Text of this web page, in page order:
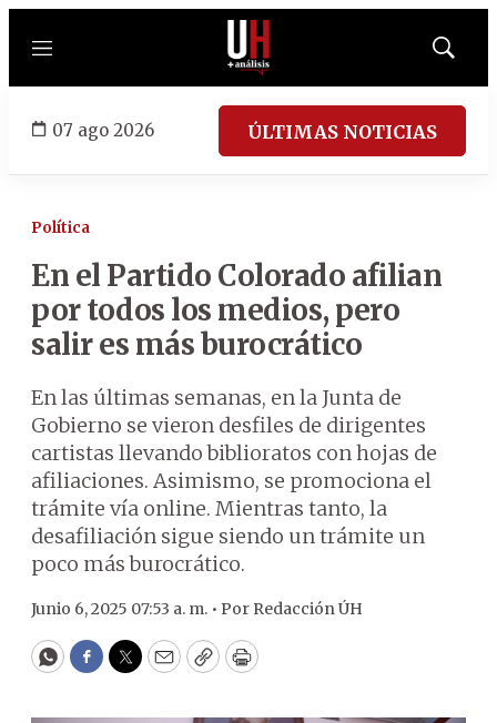
Menú
Mostrar
07 ago 2026 ÚLTIMAS NOTICIAS
Política
En el Partido Colorado afilian
por todos los medios, pero
salir es más burocrático
En las últimas semanas, en la Junta de
Gobierno se vieron desfiles de dirigentes
cartistas llevando biblioratos con hojas de
afiliaciones. Asimismo, se promociona el
trámite vía online. Mientras tanto, la
desafiliación sigue siendo un trámite un
poco más burocrático.
Junio 6, 2025 07:53 a. m. • Por Redacción ÚH
WhatsApp
Facebook
Twitter
EmailCopyPrint